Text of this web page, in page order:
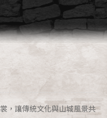
，讓傳統文化與山城風景共